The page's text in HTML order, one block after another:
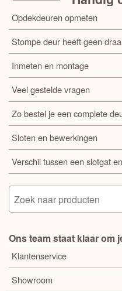
Opdekdeuren opmeten
Stompe deur heeft geen
Inmeten en montage
Veel gestelde vragen
Zo bestel je een complete
Sloten en bewerkingen
Verschil tussen een slotgat
Ons team staat klaar om
Klantenservice
Showroom